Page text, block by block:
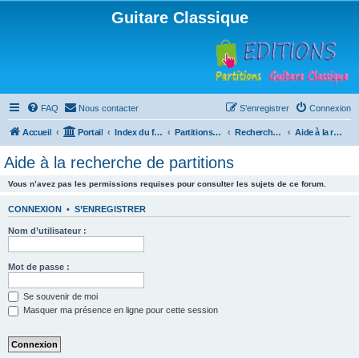
Guitare Classique
FAQ Nous contacter Connexion
S’enregistrer
Accueil Portail Index du forum Partitions pour guitare en libre téléchargement Recherche de ressources musicales Aide à la recherche de partitions
Aide à la recherche de partitions
Vous n’avez pas les permissions requises pour consulter les sujets de ce forum.
CONNEXION • S’ENREGISTRER
Nom d’utilisateur :
Mot de passe :
Se souvenir de moi
Masquer ma présence en ligne pour cette session